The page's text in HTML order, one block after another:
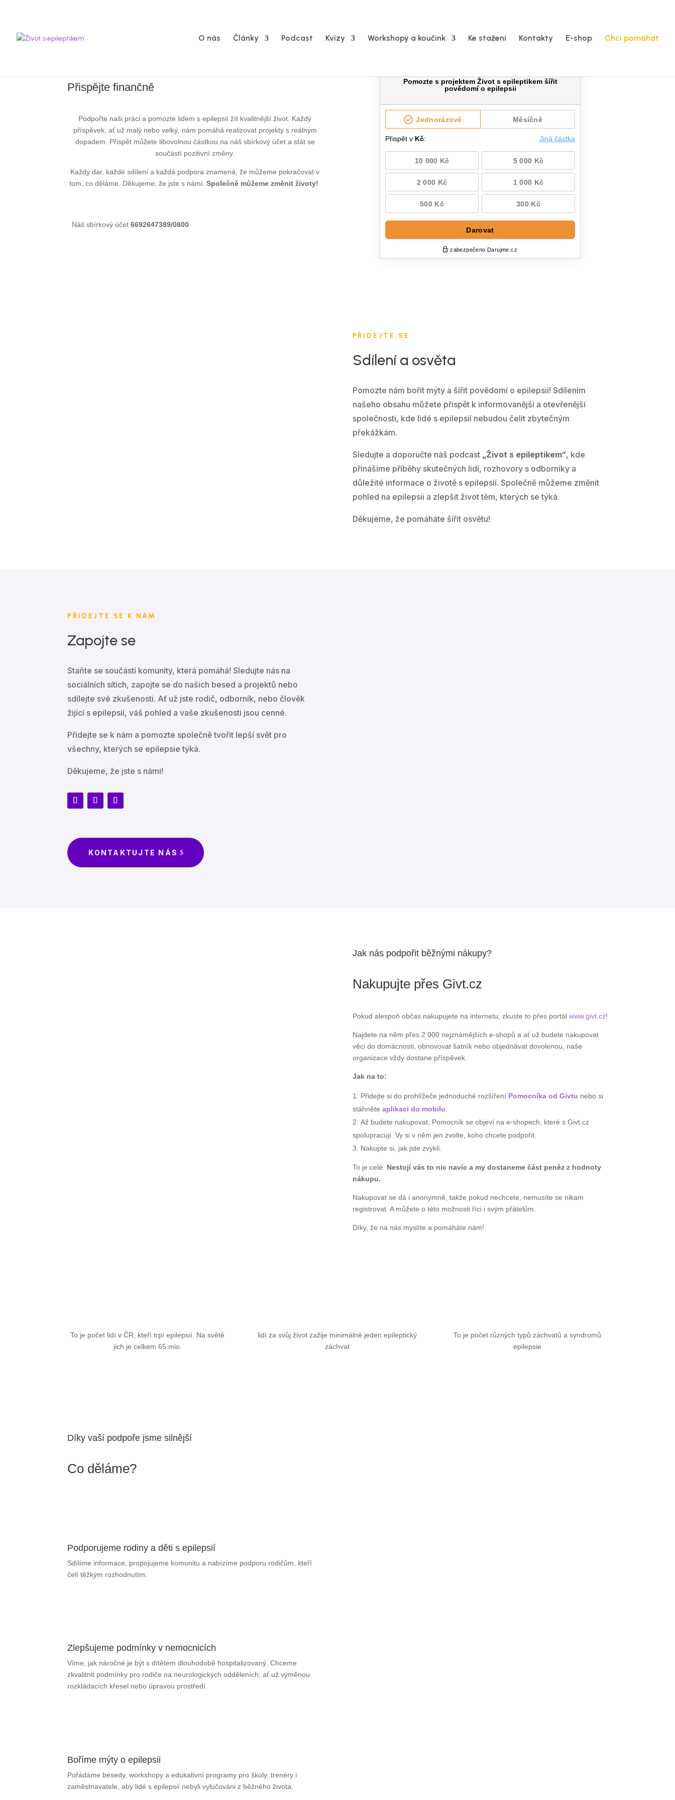
O nás Články Podcast Kvízy Workshopy a koučink Ke stažení Kontakty E-shop Chci pomáhat
Přispějte finančně
Podpořte naši práci a pomozte lidem s epilepsií žít kvalitnější život. Každý
příspěvek, ať už malý nebo velký, nám pomáhá realizovat projekty s reálným
dopadem. Přispět můžete libovolnou částkou na náš sbírkový účet a stát se
součástí pozitivní změny.
Každý dar, každé sdílení a každá podpora znamená, že můžeme pokračovat v
tom, co děláme. Děkujeme, že jste s námi.Společně můžeme změnit životy!
Náš sbírkový účet 6692647389/0800
PŘIDEJTE SE
Sdílení a osvěta
Pomozte nám bořit mýty a šířit povědomí o epilepsii! Sdílením
našeho obsahu můžete přispět k informovanější a otevřenější
společnosti, kde lidé s epilepsií nebudou čelit zbytečným
překážkám.
Sledujte a doporučte náš podcast „Život s epileptikem“, kde
přinášíme příběhy skutečných lidí, rozhovory s odborníky a
důležité informace o životě s epilepsií. Společně můžeme změnit
pohled na epilepsii a zlepšit život těm, kterých se týká.
Děkujeme, že pomáháte šířit osvětu!
PŘIDEJTE SE K NÁM
Zapojte se
Staňte se součástí komunity, která pomáhá! Sledujte nás na
sociálních sítích, zapojte se do našich besed a projektů nebo
sdílejte své zkušenosti. Ať už jste rodič, odborník, nebo člověk
žijící s epilepsií, váš pohled a vaše zkušenosti jsou cenné.
Přidejte se k nám a pomozte společně tvořit lepší svět pro
všechny, kterých se epilepsie týká.
Děkujeme, že jste s námi!
KONTAKTUJTE NÁS
Jak nás podpořit běžnými nákupy?
Nakupujte přes Givt.cz
Pokud alespoň občas nakupujete na internetu, zkuste to přes portál www.givt.cz!
Najdete na něm přes 2 000 nejznámějších e-shopů a ať už budete nakupovat
věci do domácnosti, obnovovat šatník nebo objednávat dovolenou, naše
organizace vždy dostane příspěvek.
Jak na to:
Přidejte si do prohlížeče jednoduché rozšíření Pomocníka od Givtu nebo si
stáhněte aplikaci do mobilu
Až budete nakupovat, Pomocník se objeví na e-shopech, které s Givt.cz
spolupracují. Vy si v něm jen zvolte, koho chcete podpořit.
Nakupte si, jak jste zvyklí.
To je celé.
Nestojí vás to nic navíc a my dostaneme část peněz z hodnoty
nákupu.
Nakupovat se dá i anonymně, takže pokud nechcete, nemusíte se nikam
registrovat. A můžete o této možnosti říci i svým přátelům.
Díky, že na nás myslíte a pomáháte nám!
To je počet lidí v ČR, kteří trpí epilepsií. Na světě
jich je celkem 65 mio.
lidí za svůj život zažije minimálně jeden epileptický
záchvat
To je počet různých typů záchvatů a syndromů
epilepsie
Díky vaší podpoře jsme silnější
Co děláme?
Podporujeme rodiny a děti s epilepsií
Sdílíme informace, propojujeme komunitu a nabízíme podporu rodičům, kteří
čelí těžkým rozhodnutím.
Zlepšujeme podmínky v nemocnicích
Víme, jak náročné je být s dítětem dlouhodobě hospitalizovaný. Chceme
zkvalitnit podmínky pro rodiče na neurologických odděleních, ať už výměnou
rozkládacích křesel nebo úpravou prostředí.
Boříme mýty o epilepsii
Pořádáme besedy, workshopy a edukativní programy pro školy, trenéry i
zaměstnavatele, aby lidé s epilepsií nebyli vylučováni z běžného života.